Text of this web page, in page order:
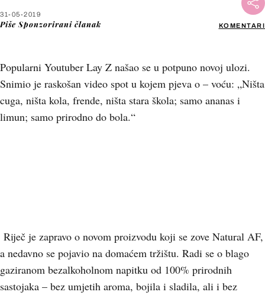
31-05-2019
Piše Sponzorirani članak KOMENTARI
Popularni Youtuber Lay Z našao se u potpuno novoj ulozi.
Snimio je raskošan video spot u kojem pjeva o – voću: „Ništa
cuga, ništa kola, frende, ništa stara škola; samo ananas i
limun; samo prirodno do bola.“
WhatsApp
Riječ je zapravo o novom proizvodu koji se zove Natural AF,
a nedavno se pojavio na domaćem tržištu. Radi se o blago
gaziranom bezalkoholnom napitku od 100% prirodnih
sastojaka – bez umjetih aroma, bojila i sladila, ali i bez